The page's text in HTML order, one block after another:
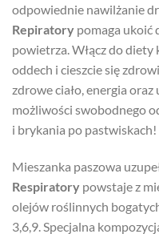
odpowiednie nawilżanie
Repiratory pomaga ukoić
powietrza. Włącz do diety
oddech i cieszcie się
zdrowe ciało, energia oraz
możliwości swobodnego
i brykania po pastwiskach!
Mieszanka paszowa
Respiratory powstaje z
olejów roślinnych
3,6,9. Specjalna